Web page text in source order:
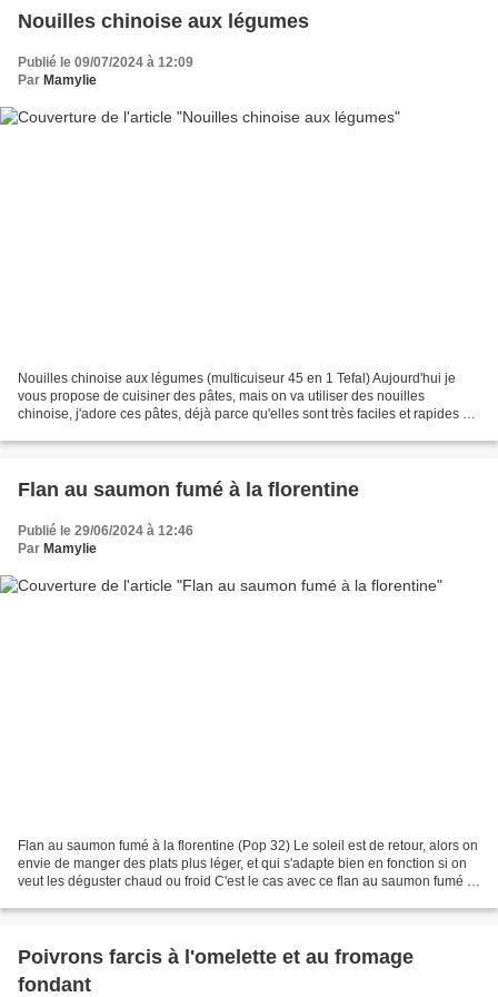
Nouilles chinoise aux légumes
Publié le 09/07/2024 à 12:09
Par Mamylie
Nouilles chinoise aux légumes (multicuiseur 45 en 1 Tefal) Aujourd'hui je
vous propose de cuisiner des pâtes, mais on va utiliser des nouilles
chinoise, j'adore ces pâtes, déjà parce qu'elles sont très faciles et rapides à
Flan au saumon fumé à la florentine
Publié le 29/06/2024 à 12:46
Par Mamylie
Flan au saumon fumé à la florentine (Pop 32) Le soleil est de retour, alors on
envie de manger des plats plus léger, et qui s'adapte bien en fonction si on
veut les déguster chaud ou froid C'est le cas avec ce flan au saumon fumé à
Poivrons farcis à l'omelette et au fromage
fondant